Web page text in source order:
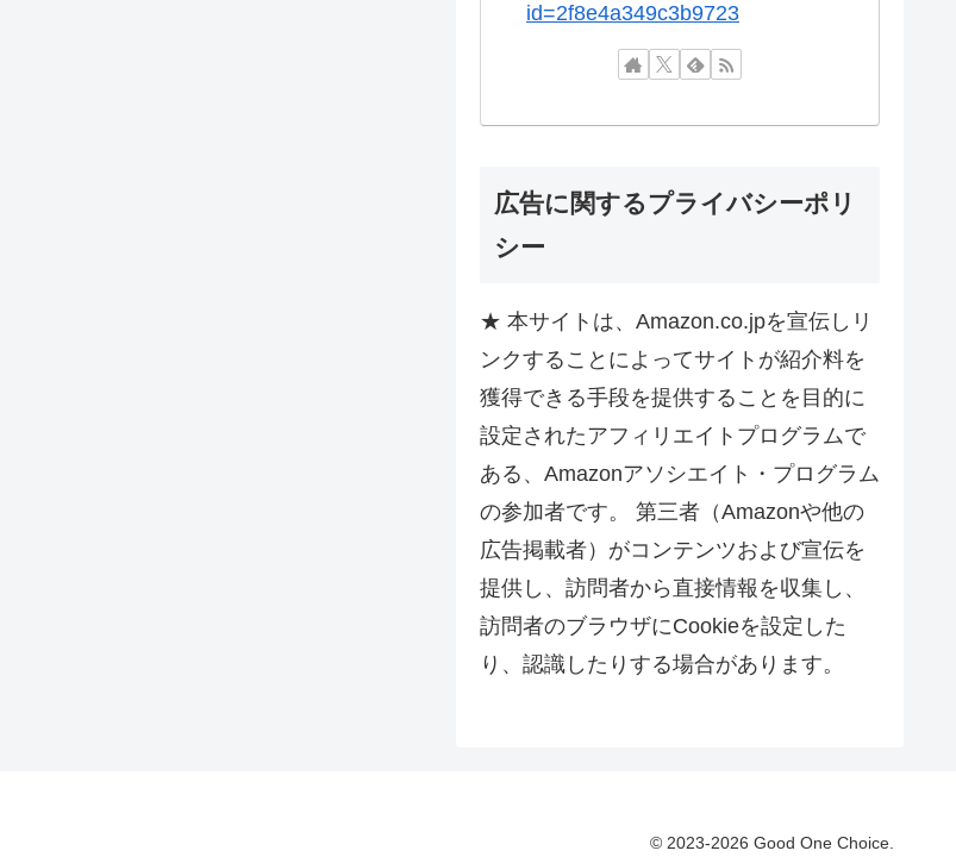
id=2f8e4a349c3b9723
広告に関するプライバシーポリ
シー
★ 本サイトは、Amazon.co.jpを宣伝しリ
ンクすることによってサイトが紹介料を
獲得できる手段を提供することを目的に
設定されたアフィリエイトプログラムで
ある、Amazonアソシエイト・プログラム
の参加者です。 第三者（Amazonや他の
広告掲載者）がコンテンツおよび宣伝を
提供し、訪問者から直接情報を収集し、
訪問者のブラウザにCookieを設定した
り、認識したりする場合があります。
© 2023-2026 Good One Choice.